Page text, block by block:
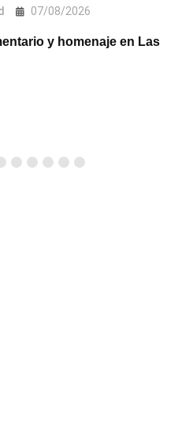
07/08/2026
y homenaje en Las